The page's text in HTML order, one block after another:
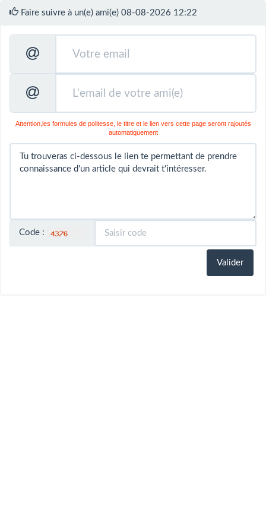
Faire suivre à un(e) ami(e) 08-08-2026 12:22
Attention,les formules de politesse, le titre et le lien vers cette page seront rajoutés
automatiquement
Code :